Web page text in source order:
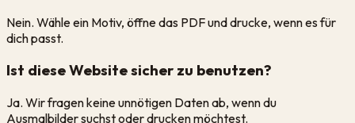
Nein. Wähle ein Motiv, öffne das PDF und drucke, wenn es für
dich passt.
Ist diese Website sicher zu benutzen?
Ja. Wir fragen keine unnötigen Daten ab, wenn du
Ausmalbilder suchst oder drucken möchtest.